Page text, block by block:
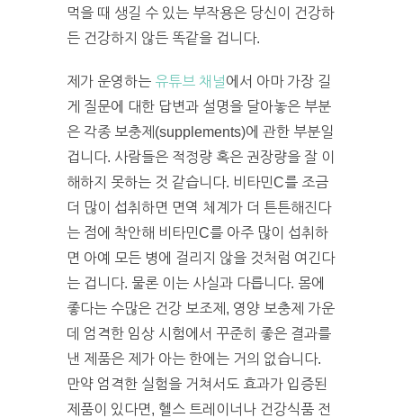
먹을 때 생길 수 있는 부작용은 당신이 건강하
든 건강하지 않든 똑같을 겁니다.
제가 운영하는 유튜브 채널에서 아마 가장 길
게 질문에 대한 답변과 설명을 달아놓은 부분
은 각종 보충제(supplements)에 관한 부분일
겁니다. 사람들은 적정량 혹은 권장량을 잘 이
해하지 못하는 것 같습니다. 비타민C를 조금
더 많이 섭취하면 면역 체계가 더 튼튼해진다
는 점에 착안해 비타민C를 아주 많이 섭취하
면 아예 모든 병에 걸리지 않을 것처럼 여긴다
는 겁니다. 물론 이는 사실과 다릅니다. 몸에
좋다는 수많은 건강 보조제, 영양 보충제 가운
데 엄격한 임상 시험에서 꾸준히 좋은 결과를
낸 제품은 제가 아는 한에는 거의 없습니다.
만약 엄격한 실험을 거쳐서도 효과가 입증된
제품이 있다면, 헬스 트레이너나 건강식품 전